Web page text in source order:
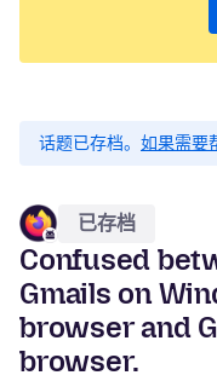
话题已存档。 如果需要
已存档
Confused
Gmails on
browser and
browser.